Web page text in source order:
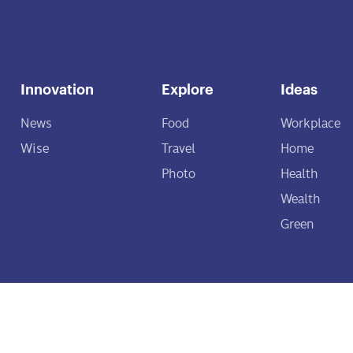
Innovation
News
Wise
Explore
Food
Travel
Photo
Ideas
Workplace
Home
Health
Wealth
Green